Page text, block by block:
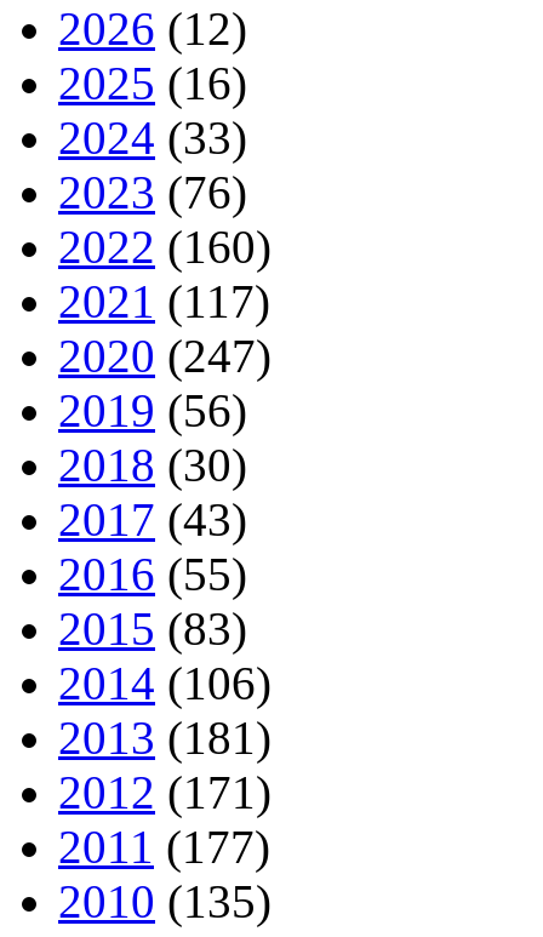
2026 (12)
2025 (16)
2024 (33)
2023 (76)
2022 (160)
2021 (117)
2020 (247)
2019 (56)
2018 (30)
2017 (43)
2016 (55)
2015 (83)
2014 (106)
2013 (181)
2012 (171)
2011 (177)
2010 (135)